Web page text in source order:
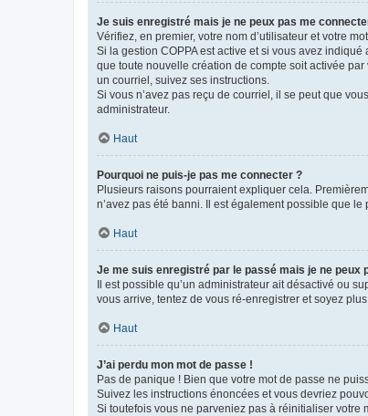
Je suis enregistré mais je ne peux pas me
Vérifiez, en premier, votre nom d’utilisateur et votre
Si la gestion COPPA est active et si vous avez
que toute nouvelle création de compte soit activée
un courriel, suivez ses instructions.
Si vous n’avez pas reçu de courriel, il se peut que
administrateur.
Haut
Pourquoi ne puis-je pas me connecter ?
Plusieurs raisons pourraient expliquer cela.
n’avez pas été banni. Il est également possible que
Haut
Je me suis enregistré par le passé mais je ne peux
Il est possible qu’un administrateur ait désactivé ou
vous arrive, tentez de vous ré-enregistrer et soyez
Haut
J’ai perdu mon mot de passe !
Pas de panique ! Bien que votre mot de passe ne
Suivez les instructions énoncées et vous devriez
Si toutefois vous ne parveniez pas à réinitialiser votre